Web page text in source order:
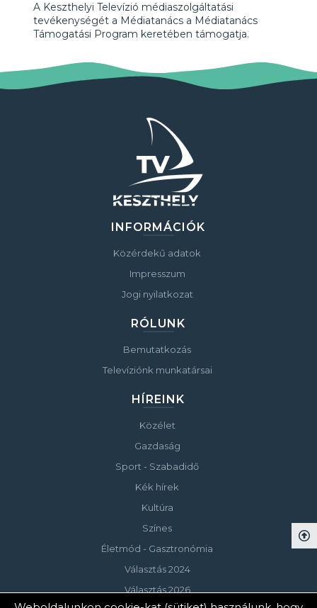
A Keszthelyi Televízió médiaszolgáltatási
tevékenységét a Médiatanács a Médiatanács
Támogatási Program keretében támogatja.
INFORMÁCIÓK
Közérdekű adatok
Impresszum
Jogi nyilatkozat
RÓLUNK
Bemutatkozás
Televíziónk munkatársai
HÍREINK
Közélet
Gazdaság
Sport - Szabadidő
Kék hírek
Kultúra
Színes
Életmód - Gasztronómia
Választás 2024
Választás 2026